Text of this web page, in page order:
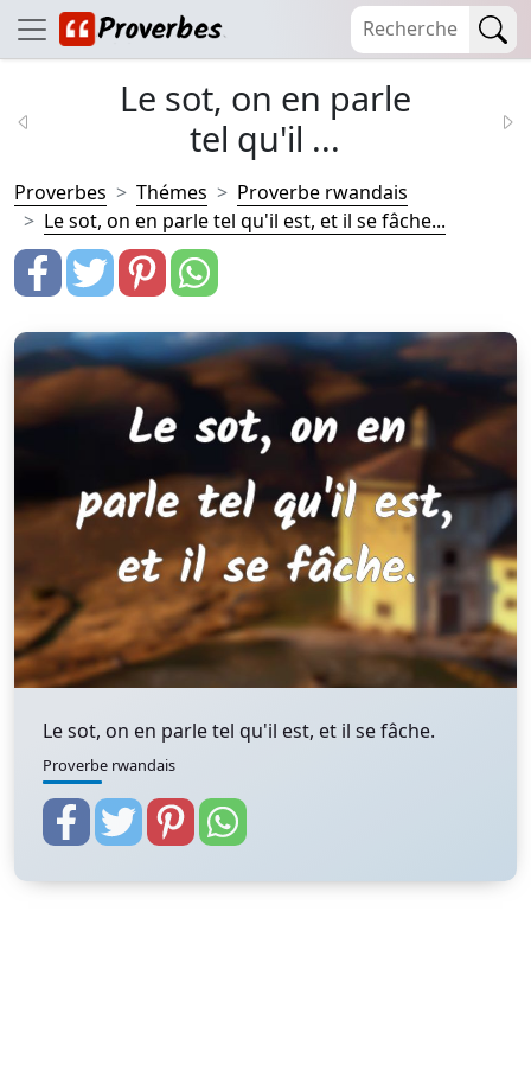
Le sot, on en parle
tel qu'il ...
Proverbes Thémes
Proverbe rwandais
Le sot, on en parle tel qu'il est, et il se fâche...
Le sot, on en parle tel qu'il est, et il se fâche.
Proverbe rwandais